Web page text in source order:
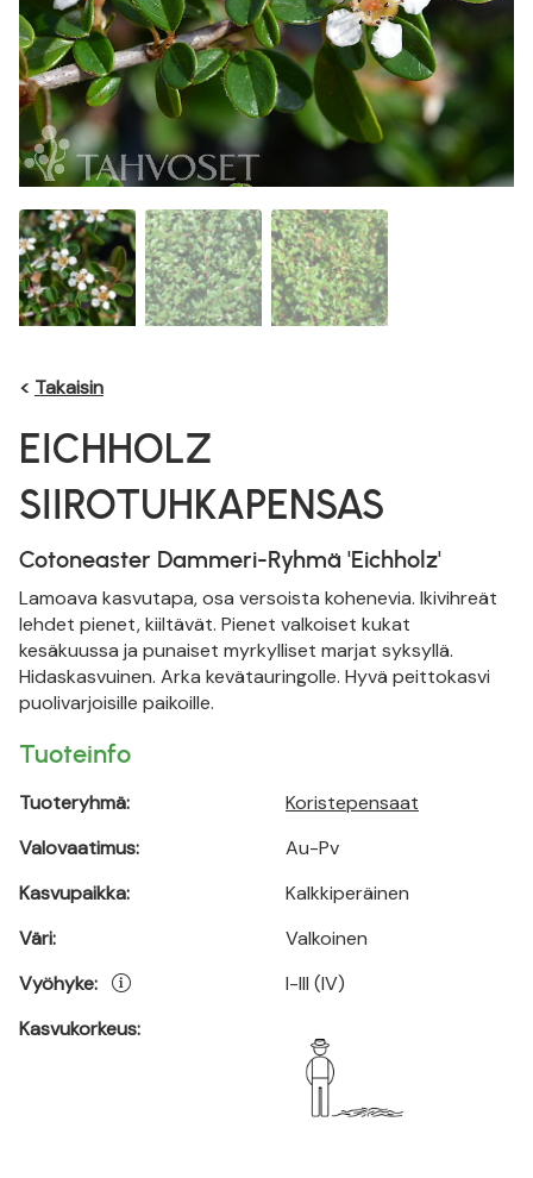
< Takaisin
EICHHOLZ
SIIROTUHKAPENSAS
Cotoneaster Dammeri-Ryhmä 'Eichholz'
Lamoava kasvutapa, osa versoista kohenevia. Ikivihreät
lehdet pienet, kiiltävät. Pienet valkoiset kukat
kesäkuussa ja punaiset myrkylliset marjat syksyllä.
Hidaskasvuinen. Arka kevätauringolle. Hyvä peittokasvi
puolivarjoisille paikoille.
Tuoteinfo
Tuoteryhmä:
Valovaatimus:
Kasvupaikka:
Väri:
Vyöhyke:
Kasvukorkeus:
Koristepensaat
Au-Pv
Kalkkiperäinen
Valkoinen
I-III (IV)